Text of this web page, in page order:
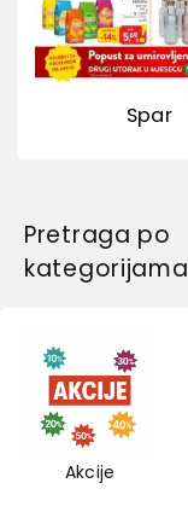
Spar
Pretraga po
kategorijama
Akcije